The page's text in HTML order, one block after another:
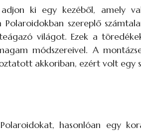
ki egy kezéből, amely
szereplő
világot. Ezek a
módszereivel. A
akkoriban, ezért volt egy
hasonlóan egy